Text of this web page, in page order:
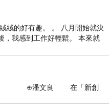
絨的好有趣。 。 八月開始就決
，我感到工作好輕鬆。 本來就
真
「新創